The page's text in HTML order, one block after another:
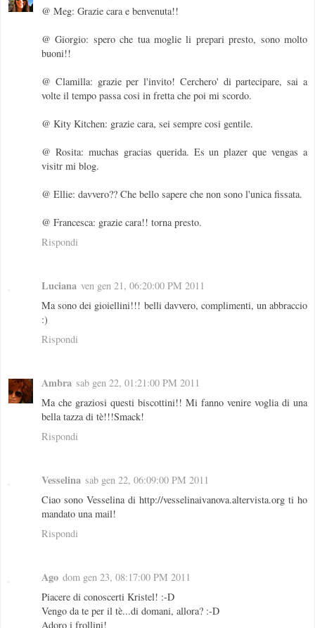
@ Meg: Grazie cara e benvenuta!!
@ Giorgio: spero che tua moglie li prepari presto, sono molto
buoni!!
@ Clamilla: grazie per l'invito! Cerchero' di partecipare, sai a
volte il tempo passa cosi in fretta che poi mi scordo.
@ Kity Kitchen: grazie cara, sei sempre cosi gentile.
@ Rosita: muchas gracias querida. Es un plazer que vengas a
visitr mi blog.
@ Ellie: davvero?? Che bello sapere che non sono l'unica fissata.
@ Francesca: grazie cara!! torna presto.
Rispondi
Luciana ven gen 21, 06:20:00 PM 2011
Ma sono dei gioiellini!!! belli davvero, complimenti, un abbraccio
:)
Rispondi
Ambra sab gen 22, 01:21:00 PM 2011
Ma che graziosi questi biscottini!! Mi fanno venire voglia di una
bella tazza di tè!!!Smack!
Rispondi
Vesselina sab gen 22, 06:09:00 PM 2011
Ciao sono Vesselina di http://vesselinaivanova.altervista.org ti ho
mandato una mail!
Rispondi
Ago dom gen 23, 08:17:00 PM 2011
Piacere di conoscerti Kristel! :-D
Vengo da te per il tè...di domani, allora? :-D
Adoro i frollini!